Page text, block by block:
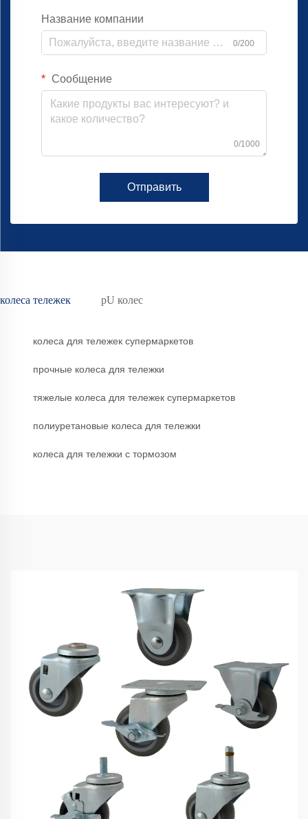
Название компании
0/200
Сообщение
0/1000
Отправить
колеса тележек pU колес
колеса для тележек супермаркетов
прочные колеса для тележки
тяжелые колеса для тележек супермаркетов
полиуретановые колеса для тележки
колеса для тележки с тормозом